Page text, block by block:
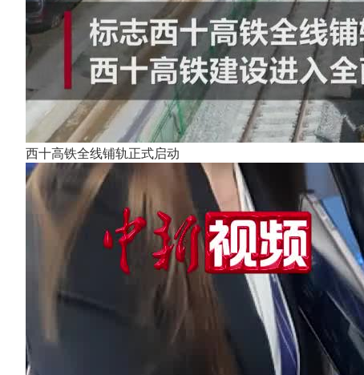
西十高铁全线铺轨正式启动